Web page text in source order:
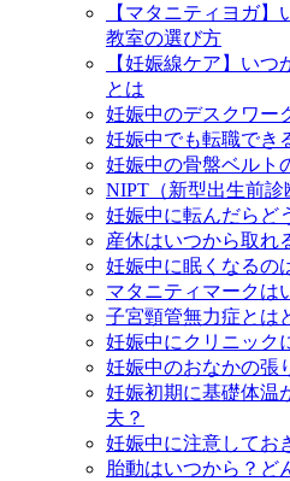
【マタニティヨガ
教室の選び方
【妊娠線ケア】い
とは
妊娠中のデスクワー
妊娠中でも転職でき
妊娠中の骨盤ベルト
NIPT（新型出生前診
妊娠中に転んだらど
産休はいつから取れ
妊娠中に眠くなるの
マタニティマークは
子宮頸管無力症とは
妊娠中にクリニック
妊娠中のおなかの張
妊娠初期に基礎体温
夫？
妊娠中に注意してお
胎動はいつから？ど